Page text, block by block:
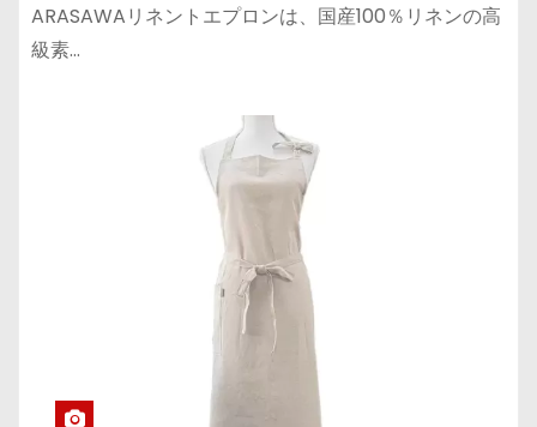
ARASAWAリネントエプロンは、国産100％リネンの高
級素…